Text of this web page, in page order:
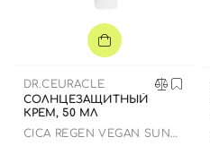
DR.CEURACLE
СОЛНЦЕЗАЩИТНЫЙ
КРЕМ, 50 МЛ
СICA REGEN VEGAN SUN